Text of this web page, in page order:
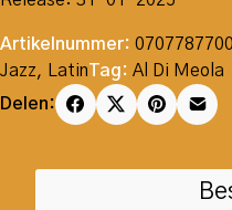
Artikelnummer:
Jazz, LatinTag: Al Di Meola
Delen: